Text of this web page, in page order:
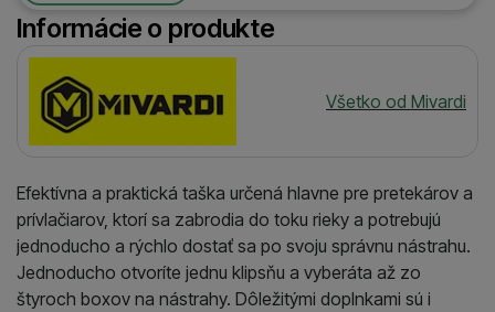
Informácie o produkte
Výrobca
Všetko od Mivardi
Efektívna a praktická taška určená hlavne pre pretekárov a
prívlačiarov, ktorí sa zabrodia do toku rieky a potrebujú
jednoducho a rýchlo dostať sa po svoju správnu nástrahu.
Jednoducho otvoríte jednu klipsňu a vyberáta až zo
štyroch boxov na nástrahy. Dôležitými doplnkami sú i